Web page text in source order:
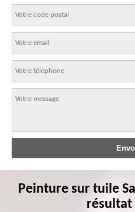
Peinture sur tuile
résultat